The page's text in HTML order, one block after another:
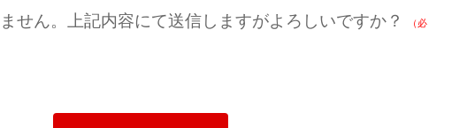
せん。上記内容にて送信しますがよろしいですか？ （必